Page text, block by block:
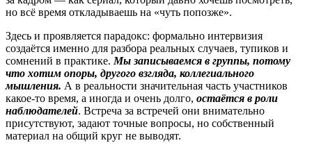
но всё время откладываешь на «чуть попозже».
Здесь и проявляется парадокс: формально интервизия
создаётся именно для разбора реальных случаев, тупиков и
сомнений в практике. Мы записываемся в группы, потому
что хотим опоры, другого взгляда, коллегиального
мышления. А в реальности значительная часть участников
какое-то время, а иногда и очень долго, остаётся в роли
наблюдателей. Встреча за встречей они внимательно
присутствуют, задают точные вопросы, но собственный
материал на общий круг не выводят.